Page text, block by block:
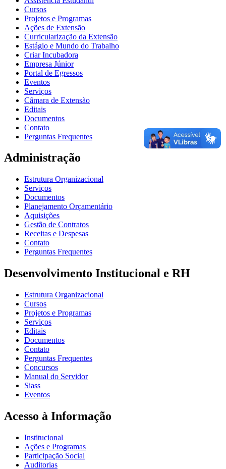
Cursos
Projetos e Programas
Ações de Extensão
Curricularização da Extensão
Estágio e Mundo do Trabalho
Criar Incubadora
Empresa Júnior
Portal de Egressos
Eventos
Serviços
Câmara de Extensão
Editais
Documentos
Contato
Perguntas Frequentes
Administração
Estrutura Organizacional
Serviços
Documentos
Planejamento Orçamentário
Aquisições
Gestão de Contratos
Receitas e Despesas
Contato
Perguntas Frequentes
Desenvolvimento Institucional e RH
Estrutura Organizacional
Cursos
Projetos e Programas
Serviços
Editais
Documentos
Contato
Perguntas Frequentes
Concursos
Manual do Servidor
Siass
Eventos
Acesso à Informação
Institucional
Ações e Programas
Participação Social
Auditorias